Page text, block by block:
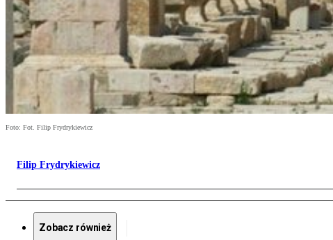
Foto: Fot. Filip Frydrykiewicz
Filip Frydrykiewicz
Zobacz również